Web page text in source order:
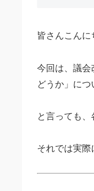
皆さんこんに
今回は、議会
どうか」につ
と言っても
それでは実際